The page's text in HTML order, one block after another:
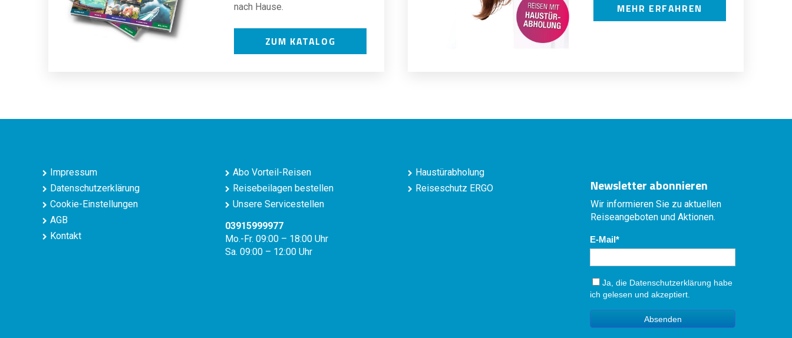
nach Hause.
ZUM KATALOG
MEHR ERFAHREN
Impressum
Datenschutzerklärung
Cookie-Einstellungen
AGB
Kontakt
Abo Vorteil-Reisen
Reisebeilagen bestellen
Unsere Servicestellen
03915999977
Mo.-Fr. 09:00 – 18:00 Uhr
Sa. 09:00 – 12:00 Uhr
Haustürabholung
Reiseschutz ERGO
Newsletter abonnieren
Wir informieren Sie zu aktuellen
Reiseangeboten und Aktionen.
E-Mail
Ja, die Datenschutzerklärung habe
ich gelesen und akzeptiert.
Absenden